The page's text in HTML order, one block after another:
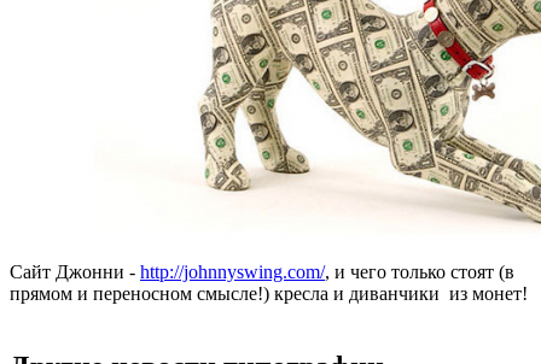
Сайт Джонни - http://johnnyswing.com/, и чего только стоят (в
прямом и переносном смысле!) кресла и диванчики из монет!